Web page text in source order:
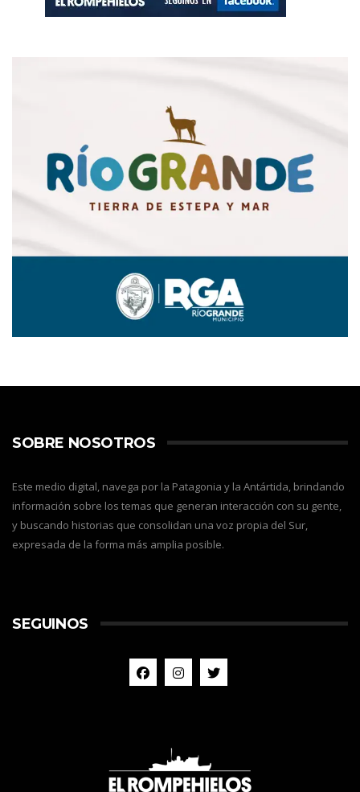
SOBRE NOSOTROS
Este medio digital, navega por la Patagonia y la Antártida, brindando
información sobre los temas que generan interacción con su gente,
y buscando historias que consolidan una voz propia del Sur,
expresada de la forma más amplia posible.
SEGUINOS